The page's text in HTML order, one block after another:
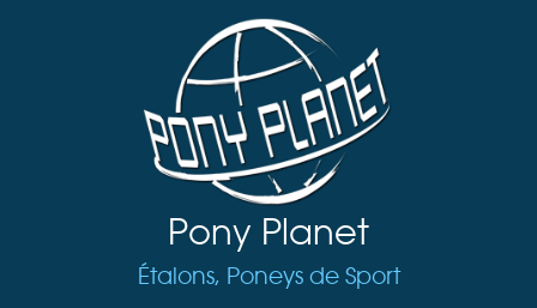
Pony Planet
Étalons, Poneys de Sport